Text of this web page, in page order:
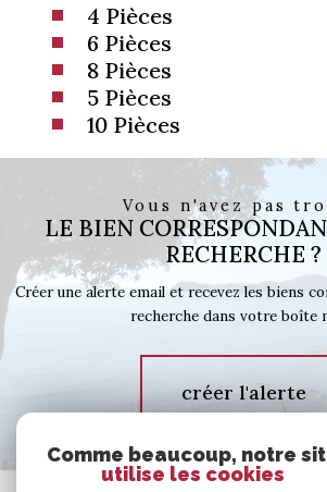
4 Pièces
6 Pièces
8 Pièces
5 Pièces
10 Pièces
Vous n'avez pas
LE BIEN
RECHERCHE ?
Créer une alerte email et recevez les biens
recherche dans votre boîte
créer l'alerte
Comme beaucoup, notre
utilise les cookies